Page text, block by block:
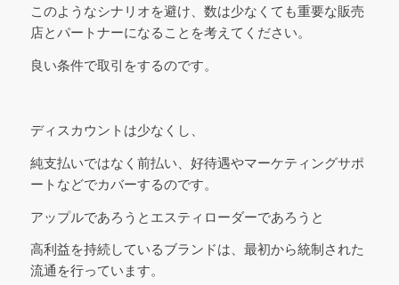
このようなシナリオを避け、数は少なくても重要な販売
店とパートナーになることを考えてください。
良い条件で取引をするのです。
ディスカウントは少なくし、
純支払いではなく前払い、好待遇やマーケティングサポ
ートなどでカバーするのです。
アップルであろうとエスティローダーであろうと
高利益を持続しているブランドは、最初から統制された
流通を行っています。